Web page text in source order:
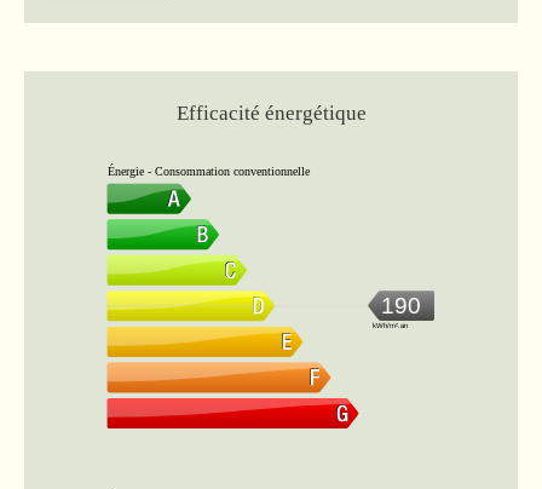
Efficacité énergétique
Énergie - Consommation conventionnelle
190
kWh/m².an